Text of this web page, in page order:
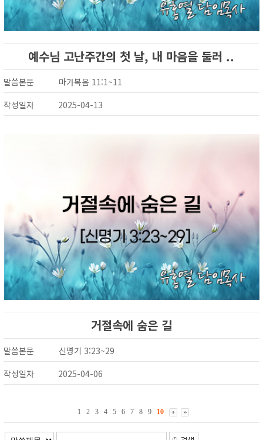
예수님 고난주간의 첫 날, 내 마음을 둘러 ..
말씀본문
마가복음 11:1~11
작성일자
2025-04-13
거절속에 숨은 길
말씀본문
신명기 3:23~29
작성일자
2025-04-06
1 2 3 4 5 6 7 8 9 10